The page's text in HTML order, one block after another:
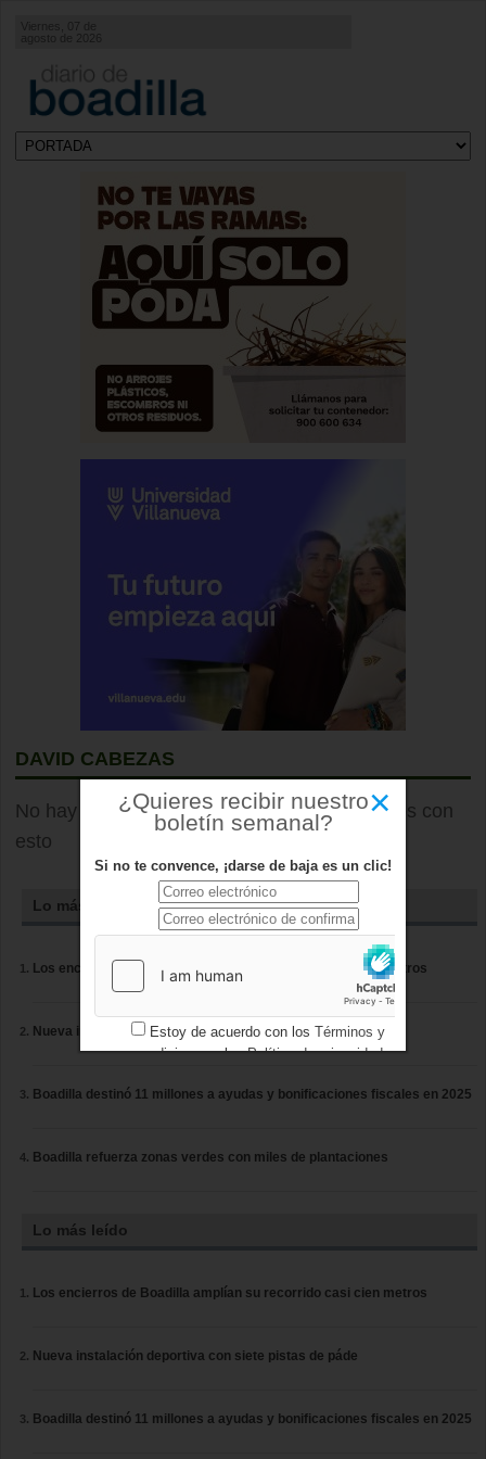
agosto de 2026
DAVID CABEZAS
No hay elementos que hayan sido etiquetados con
esto
Lo más leído
Los encierros de Boadilla amplían su recorrido casi cien metros
Nueva instalación deportiva con siete pistas de páde
Boadilla destinó 11 millones a ayudas y bonificaciones fiscales en 2025
Boadilla refuerza zonas verdes con miles de plantaciones
Lo más leído
Los encierros de Boadilla amplían su recorrido casi cien metros
Nueva instalación deportiva con siete pistas de páde
Boadilla destinó 11 millones a ayudas y bonificaciones fiscales en 2025
×
¿Quieres recibir nuestro
boletín semanal?
Si no te convence, ¡darse de baja es un clic!
Estoy de acuerdo con los Términos y
condicionesy losPolítica de privacidad